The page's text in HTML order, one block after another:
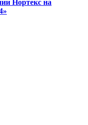
Нортекс на